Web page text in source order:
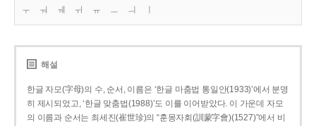
ㅜ
ㅝ ㅞ ㅟ ㅠ ㅡ ㅢ
해설
한글 자모(字母)의 수, 순서, 이름은 ‘한글 마춤법 통일안(1933)’에서 분명
히 제시되었고, ‘한글 맞춤법(1988)’도 이를 이어받았다. 이 가운데 자모
의 이름과 순서는 최세진(崔世珍)의 “훈몽자회(訓蒙字會)(1527)”에서 비